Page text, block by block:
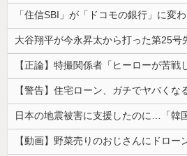
【警告】住宅ローン、ガチでヤバくな